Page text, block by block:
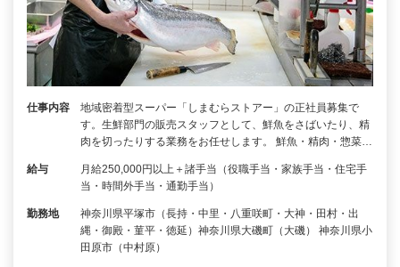
仕事内容
地域密着型スーパー「しまむらストアー」の正社員募集で
す。生鮮部門の販売スタッフとして、鮮魚をさばいたり、精
肉を切ったりする業務をお任せします。 鮮魚・精肉・惣菜…
給与
月給250,000円以上＋諸手当（役職手当・家族手当・住宅手
当・時間外手当・通勤手当）
勤務地
神奈川県平塚市（長持・中里・八重咲町・大神・田村・出
縄・御殿・菫平・徳延）神奈川県大磯町（大磯） 神奈川県小
田原市（中村原）